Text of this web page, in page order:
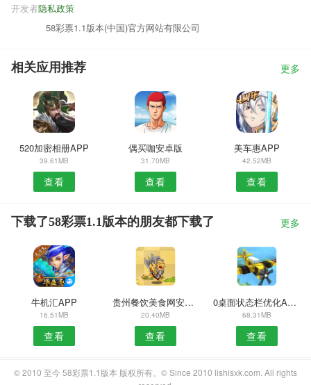
隐私政策
开发者
58彩票1.1版本(中国)官方网站有限公司
相关应用推荐 更多
520加密相册APP
39.61MB
查看
偶买咖安卓版
31.70MB
查看
美车惠APP
42.52MB
查看
下载了58彩票1.1版本的朋友都下载了 更多
牛机汇APP
16.51MB
查看
贵州餐饮美食网安卓版
20.40MB
查看
0桌面状态栏优化APP
68.31MB
查看
© 2010 至今 58彩票1.1版本 版权所有。© Since 2010 lishisxk.com. All rights